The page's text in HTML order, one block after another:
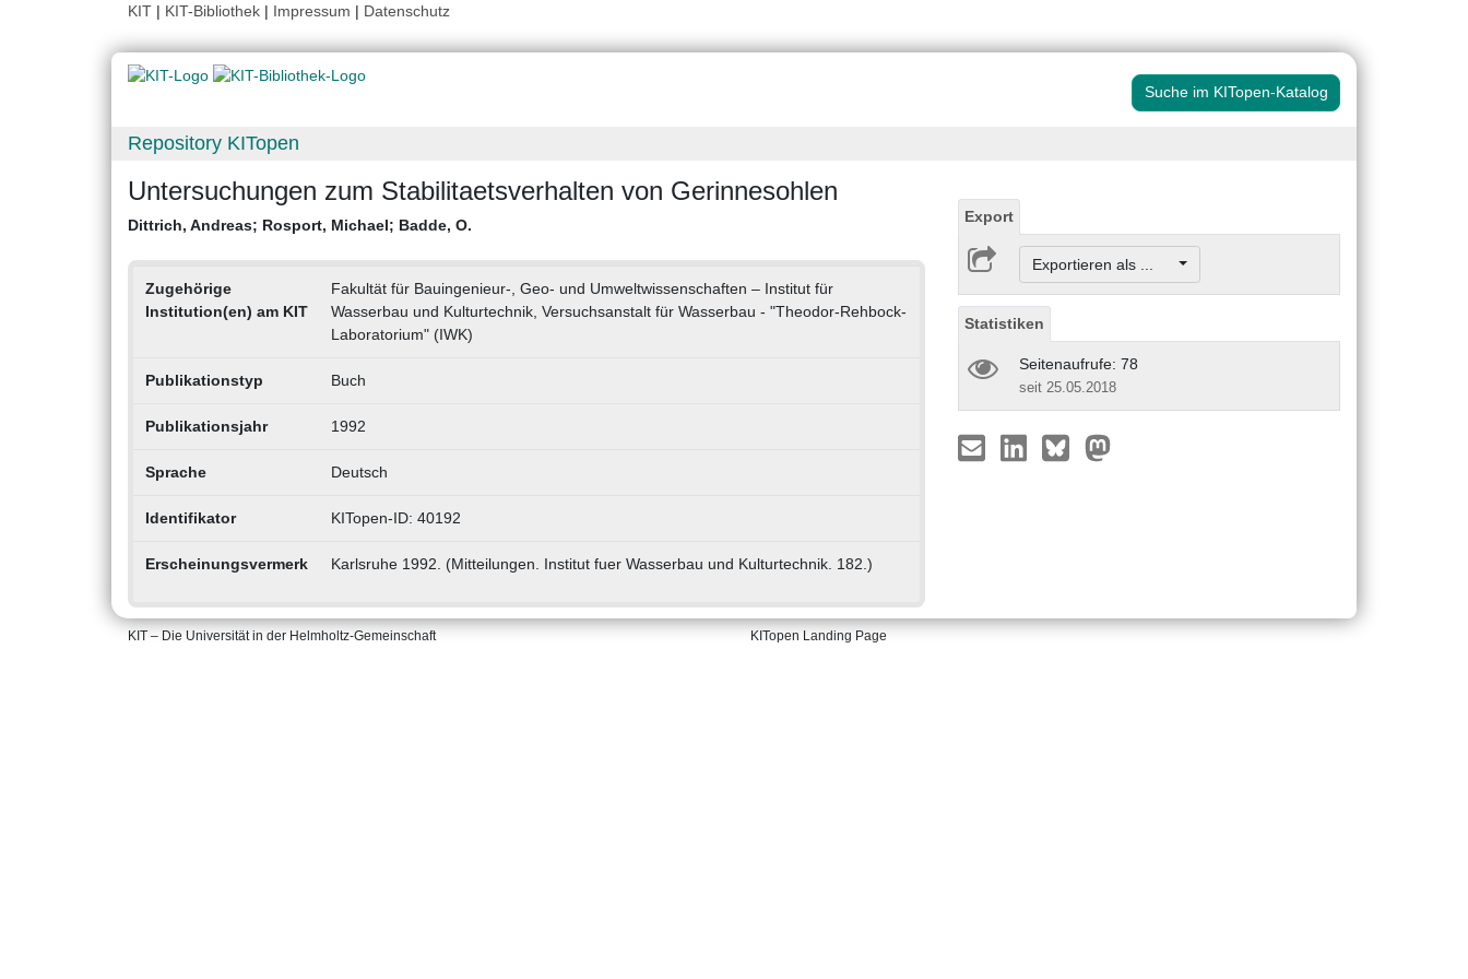
KIT | KIT-Bibliothek | Impressum | Datenschutz
Suche im KITopen-Katalog
Repository KITopen
Untersuchungen zum Stabilitaetsverhalten von Gerinnesohlen
Dittrich, Andreas; Rosport, Michael; Badde, O.
Zugehörige
Institution(en) am KIT
Fakultät für Bauingenieur-, Geo- und Umweltwissenschaften – Institut für
Wasserbau und Kulturtechnik, Versuchsanstalt für Wasserbau - "Theodor-Rehbock-
Laboratorium" (IWK)
Publikationstyp Buch
Publikationsjahr 1992
Sprache Deutsch
Identifikator KITopen-ID: 40192
Erscheinungsvermerk Karlsruhe 1992. (Mitteilungen. Institut fuer Wasserbau und Kulturtechnik. 182.)
Export
Exportieren als ...
Statistiken
Seitenaufrufe: 78
seit 25.05.2018
KIT – Die Universität in der Helmholtz-Gemeinschaft KITopen Landing Page